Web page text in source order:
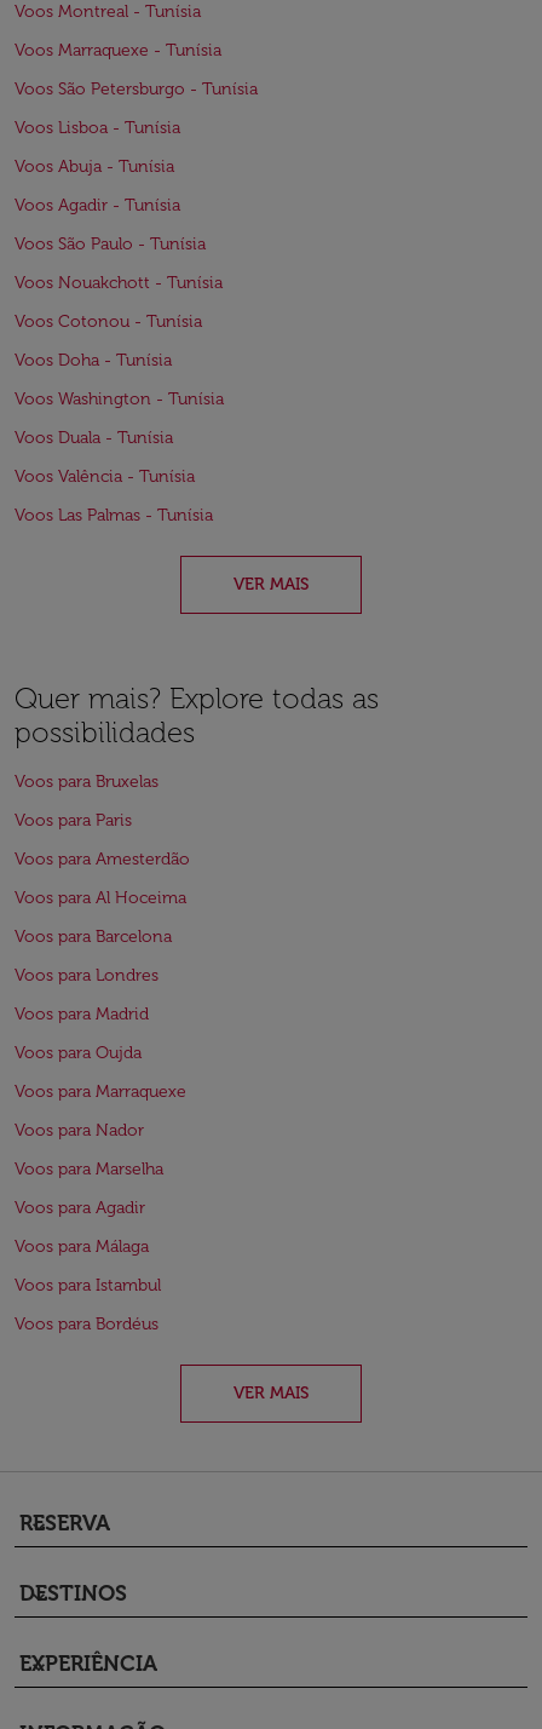
Voos Montreal - Tunísia
Voos Marraquexe - Tunísia
Voos São Petersburgo - Tunísia
Voos Lisboa - Tunísia
Voos Abuja - Tunísia
Voos Agadir - Tunísia
Voos São Paulo - Tunísia
Voos Nouakchott - Tunísia
Voos Cotonou - Tunísia
Voos Doha - Tunísia
Voos Washington - Tunísia
Voos Duala - Tunísia
Voos Valência - Tunísia
Voos Las Palmas - Tunísia
VER MAIS
Quer mais? Explore todas as
possibilidades
Voos para Bruxelas
Voos para Paris
Voos para Amesterdão
Voos para Al Hoceima
Voos para Barcelona
Voos para Londres
Voos para Madrid
Voos para Oujda
Voos para Marraquexe
Voos para Nador
Voos para Marselha
Voos para Agadir
Voos para Málaga
Voos para Istambul
Voos para Bordéus
VER MAIS
RESERVA
keyboard_arrow_down
DESTINOS
keyboard_arrow_down
EXPERIÊNCIA
keyboard_arrow_down